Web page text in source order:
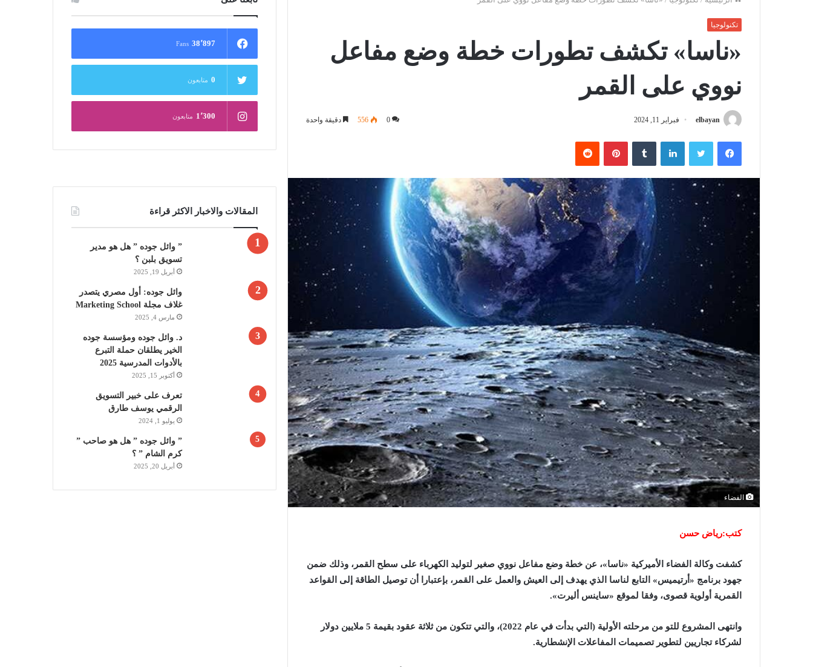
تكنولوجيا
«ناسا» تكشف تطورات خطة وضع مفاعل
نووي على القمر
elbayan فبراير 11, 2024 0
556 دقيقة واحدة
فيسبوك لينكدإن بينتيريست
الفضاء
كتب:رياض حسن
كشفت وكالة الفضاء الأميركية «ناسا»، عن خطة وضع مفاعل نووي صغير لتوليد الكهرباء على سطح القمر، وذلك ضمن
جهود برنامج «أرتيميس» التابع لناسا الذي يهدف إلى العيش والعمل على القمر، بإعتبارا أن توصيل الطاقة إلى القواعد
القمرية أولوية قصوى، وفقا لموقع «ساينس أليرت».
وانتهى المشروع للتو من مرحلته الأولية (التي بدأت في عام 2022)، والتي تتكون من ثلاثة عقود بقيمة 5 ملايين دولار
لشركاء تجاريين لتطوير تصميمات المفاعلات الإنشطارية.
38٬897 Fans
0 متابعون
1٬300 متابعون
المقالات والاخبار الاكثر قراءة
” وائل جوده ” هل هو مدير
تسويق بلبن ؟
أبريل 19, 2025
وائل جوده: أول مصري يتصدر
غلاف مجلة Marketing School
مارس 4, 2025
د. وائل جوده ومؤسسة جوده
الخير يطلقان حملة التبرع
بالأدوات المدرسية 2025
أكتوبر 15, 2025
تعرف على خبير التسويق
الرقمي يوسف طارق
يوليو 1, 2024
” وائل جوده ” هل هو صاحب ”
كرم الشام ” ؟
أبريل 20, 2025